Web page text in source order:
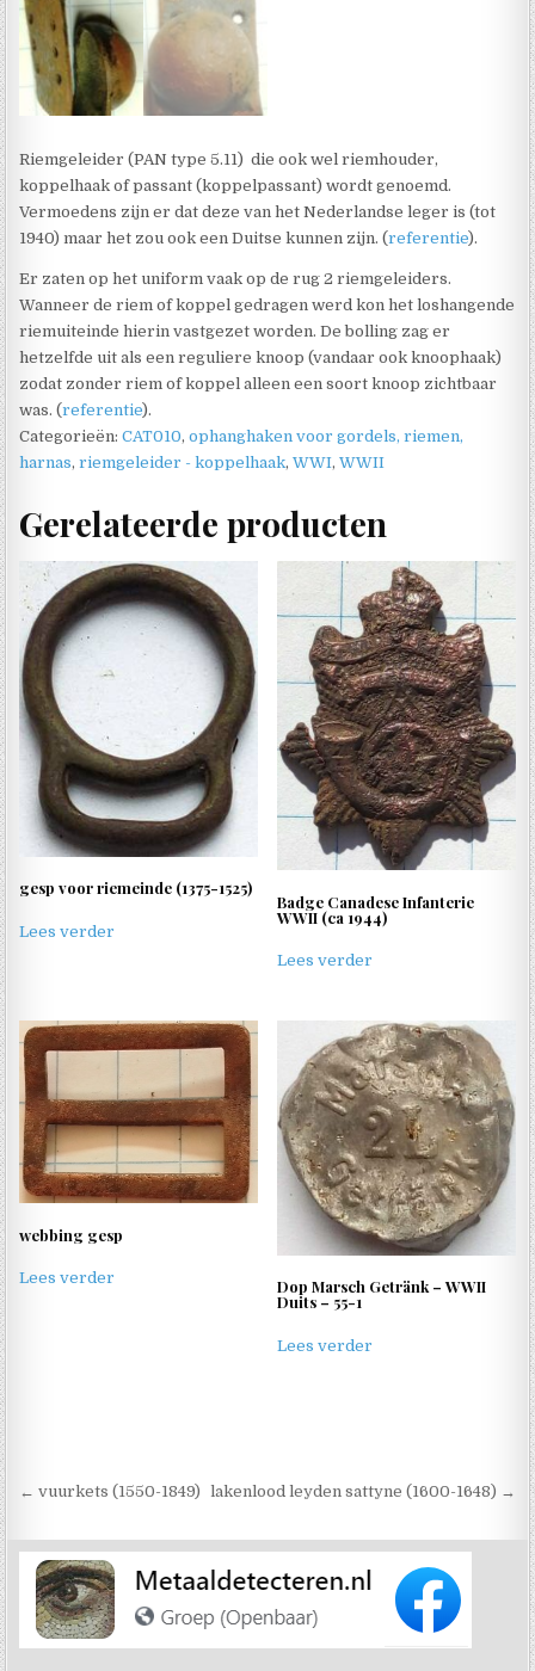
Riemgeleider (PAN type 5.11) die ook wel riemhouder,
koppelhaak of passant (koppelpassant) wordt genoemd.
Vermoedens zijn er dat deze van het Nederlandse leger is (tot
1940) maar het zou ook een Duitse kunnen zijn. (referentie).
Er zaten op het uniform vaak op de rug 2 riemgeleiders.
Wanneer de riem of koppel gedragen werd kon het loshangende
riemuiteinde hierin vastgezet worden. De bolling zag er
hetzelfde uit als een reguliere knoop (vandaar ook knoophaak)
zodat zonder riem of koppel alleen een soort knoop zichtbaar
was. (referentie).
Categorieën:CAT010,ophanghaken voor gordels, riemen,
harnas,riemgeleider - koppelhaak,WWI,WWII
Gerelateerde producten
gesp voor riemeinde (1375-1525)
Lees verder
Badge Canadese Infanterie
WWII (ca 1944)
Lees verder
webbing gesp
Lees verder Dop Marsch Getränk – WWII
Duits – 55-1
Lees verder
Berichtnavigatie
← vuurkets (1550-1849) lakenlood leyden sattyne (1600-1648) →